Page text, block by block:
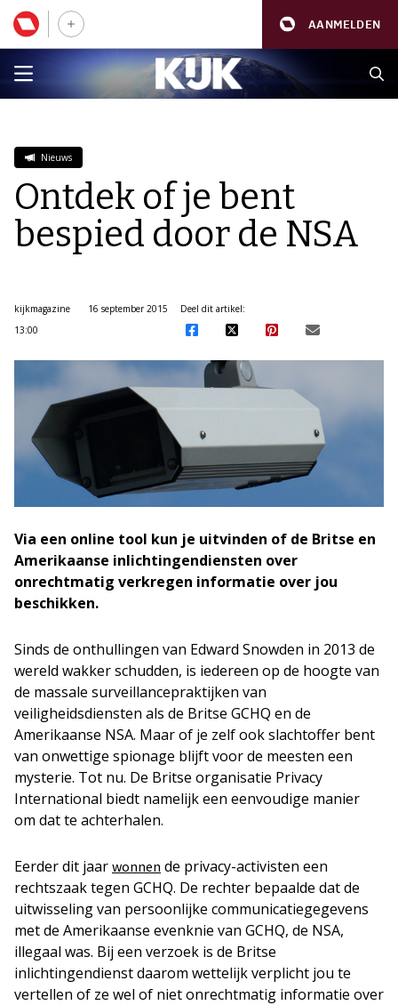
AANMELDEN
Nieuws
Ontdek of je bent
bespied door de NSA
kijkmagazine
16 september 2015
13:00
Deel dit artikel:
Via een online tool kun je uitvinden of de Britse en
Amerikaanse inlichtingendiensten over
onrechtmatig verkregen informatie over jou
beschikken.
Sinds de onthullingen van Edward Snowden in 2013 de
wereld wakker schudden, is iedereen op de hoogte van
de massale surveillancepraktijken van
veiligheidsdiensten als de Britse GCHQ en de
Amerikaanse NSA. Maar of je zelf ook slachtoffer bent
van onwettige spionage blijft voor de meesten een
mysterie. Tot nu. De Britse organisatie Privacy
International biedt namelijk een eenvoudige manier
om dat te achterhalen.
Eerder dit jaar wonnen de privacy-activisten een
rechtszaak tegen GCHQ. De rechter bepaalde dat de
uitwisseling van persoonlijke communicatiegegevens
met de Amerikaanse evenknie van GCHQ, de NSA,
illegaal was. Bij een verzoek is de Britse
inlichtingendienst daarom wettelijk verplicht jou te
vertellen of ze wel of niet onrechtmatig informatie over